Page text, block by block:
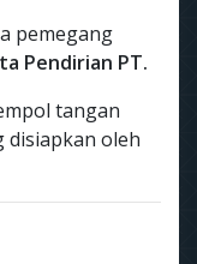
pemegang
Pendirian PT.
tangan
disiapkan oleh